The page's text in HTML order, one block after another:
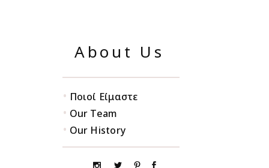
About Us
• Ποιοί Είμαστε
• Our Team
• Our History